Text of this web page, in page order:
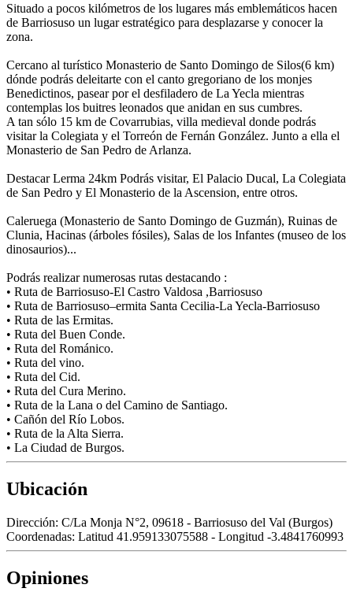
Situado a pocos kilómetros de los lugares más emblemáticos hacen
de Barriosuso un lugar estratégico para desplazarse y conocer la
zona.
Cercano al turístico Monasterio de Santo Domingo de Silos(6 km)
dónde podrás deleitarte con el canto gregoriano de los monjes
Benedictinos, pasear por el desfiladero de La Yecla mientras
contemplas los buitres leonados que anidan en sus cumbres.
A tan sólo 15 km de Covarrubias, villa medieval donde podrás
visitar la Colegiata y el Torreón de Fernán González. Junto a ella el
Monasterio de San Pedro de Arlanza.
Destacar Lerma 24km Podrás visitar, El Palacio Ducal, La Colegiata
de San Pedro y El Monasterio de la Ascension, entre otros.
Caleruega (Monasterio de Santo Domingo de Guzmán), Ruinas de
Clunia, Hacinas (árboles fósiles), Salas de los Infantes (museo de los
dinosaurios)...
Podrás realizar numerosas rutas destacando :
• Ruta de Barriosuso-El Castro Valdosa ,Barriosuso
• Ruta de Barriosuso–ermita Santa Cecilia-La Yecla-Barriosuso
• Ruta de las Ermitas.
• Ruta del Buen Conde.
• Ruta del Románico.
• Ruta del vino.
• Ruta del Cid.
• Ruta del Cura Merino.
• Ruta de la Lana o del Camino de Santiago.
• Cañón del Río Lobos.
• Ruta de la Alta Sierra.
• La Ciudad de Burgos.
Ubicación
Dirección: C/La Monja N°2, 09618 - Barriosuso del Val (Burgos)
Coordenadas: Latitud 41.959133075588 - Longitud -3.4841760993
Opiniones